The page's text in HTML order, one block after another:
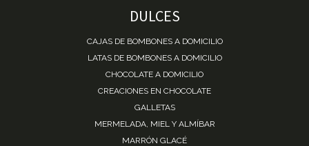
DULCES
CAJAS DE BOMBONES A DOMICILIO
LATAS DE BOMBONES A DOMICILIO
CHOCOLATE A DOMICILIO
CREACIONES EN CHOCOLATE
GALLETAS
MERMELADA, MIEL Y ALMÍBAR
MARRÓN GLACÉ